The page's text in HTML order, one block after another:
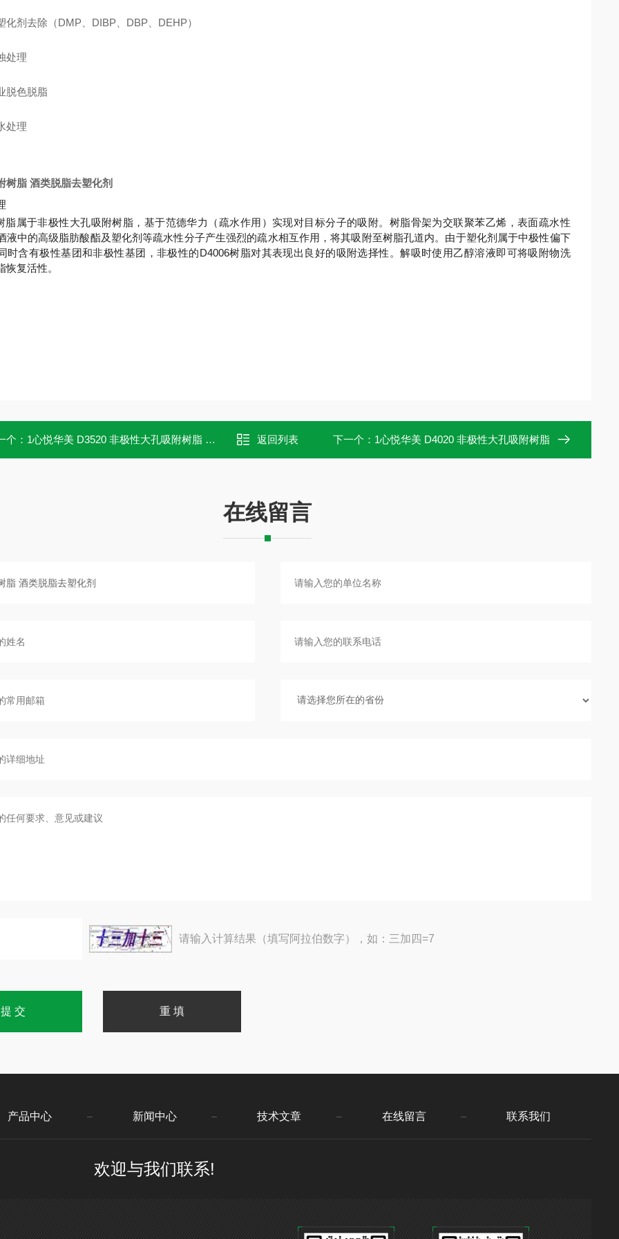
化剂去除（DMP、DIBP、DBP、DEHP）
处理
脱色脱脂
处理
树脂 酒类脱脂去塑化剂
脂属于非极性大孔吸附树脂，基于范德华力（疏水作用）实现对目标分子的吸附。树脂骨架为交联聚苯乙烯，表面疏水性
液中的高级脂肪酸酯及塑化剂等疏水性分子产生强烈的疏水相互作用，将其吸附至树脂孔道内。由于塑化剂属于中极性偏下
时含有极性基团和非极性基团，非极性的D4006树脂对其表现出良好的吸附选择性。解吸时使用乙醇溶液即可将吸附物洗
恢复活性。
个： 1心悦华美 D3520 非极性大孔吸附树脂 药用级 返回列表 下一个： 1心悦华美 D4020 非极性大孔吸附树脂
在线留言
请输入计算结果（填写阿拉伯数字），如：三加四=7
产品中心 新闻中心 技术文章 在线留言 联系我们
欢迎与我们联系!